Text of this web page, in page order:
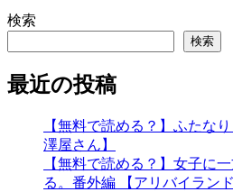
検索
検索
最近の投稿
【無料で読める？】ふたな
澤屋さん】
【無料で読める？】女子に
る。番外編 【アリバイランド